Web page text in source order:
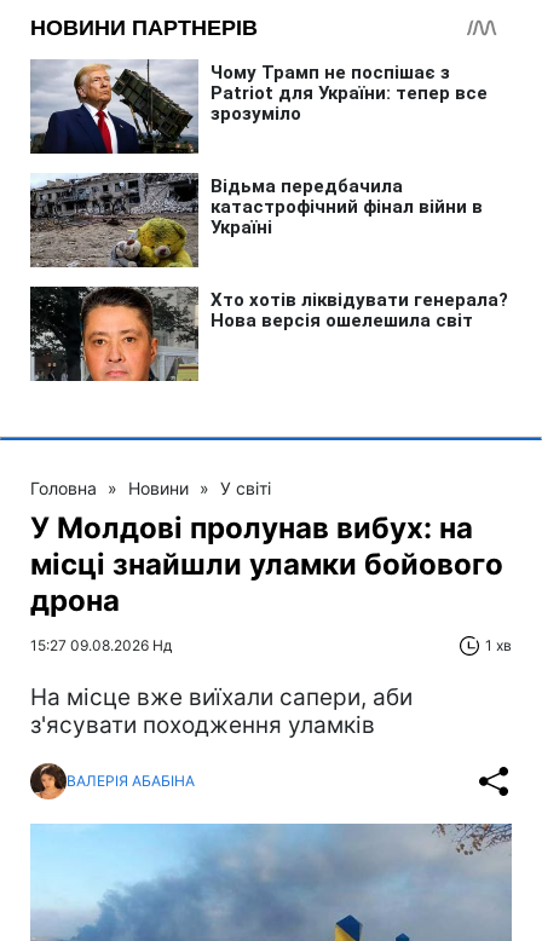
Головна » Новини » У світі
У Молдові пролунав вибух: на
місці знайшли уламки бойового
дрона
15:27 09.08.2026 Нд 1 хв
На місце вже виїхали сапери, аби
з'ясувати походження уламків
ВАЛЕРІЯ АБАБІНА